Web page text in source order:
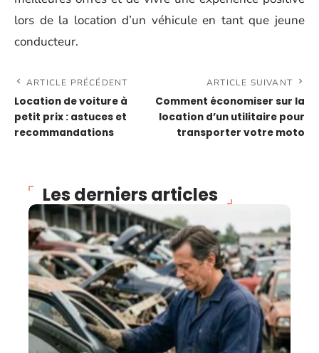
lors de la location d’un véhicule en tant que jeune
conducteur.
ARTICLE PRÉCÉDENT
Location de voiture à
petit prix : astuces et
recommandations
ARTICLE SUIVANT
Comment économiser sur la
location d’un utilitaire pour
transporter votre moto
Les derniers articles